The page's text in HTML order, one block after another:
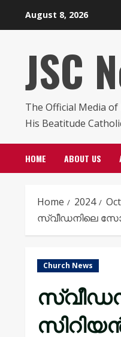
August 8, 2026
JSC
The Official Media
His Beatitude
HOME ABOUT US
Home 2024
സ്വീഡനിലെ
Church News